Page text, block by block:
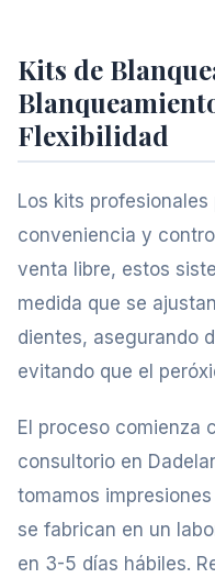
Kits de
Flexibilidad
Los kits
conveniencia y
venta libre, estos
medida que se
dientes, asegurando
evitando que el
El proceso comienza
consultorio en
tomamos
se fabrican en un
en 3-5 días hábiles.